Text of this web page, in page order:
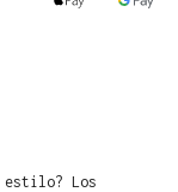
estilo? Los